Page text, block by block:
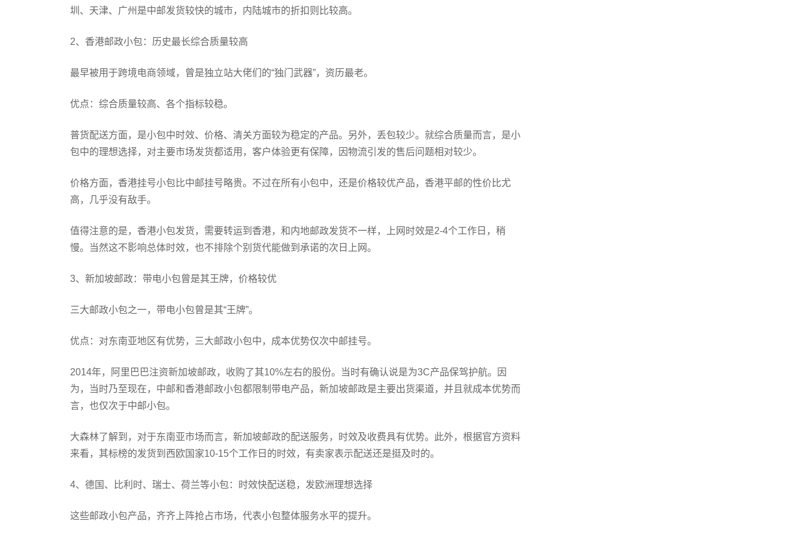
圳、天津、广州是中邮发货较快的城市，内陆城市的折扣则比较高。
2、香港邮政小包：历史最长综合质量较高
最早被用于跨境电商领域，曾是独立站大佬们的“独门武器”，资历最老。
优点：综合质量较高、各个指标较稳。
普货配送方面，是小包中时效、价格、清关方面较为稳定的产品。另外，丢包较少。就综合质量而言，是小
包中的理想选择，对主要市场发货都适用，客户体验更有保障，因物流引发的售后问题相对较少。
价格方面，香港挂号小包比中邮挂号略贵。不过在所有小包中，还是价格较优产品，香港平邮的性价比尤
高，几乎没有敌手。
值得注意的是，香港小包发货，需要转运到香港，和内地邮政发货不一样，上网时效是2-4个工作日，稍
慢。当然这不影响总体时效，也不排除个别货代能做到承诺的次日上网。
3、新加坡邮政：带电小包曾是其王牌，价格较优
三大邮政小包之一，带电小包曾是其“王牌”。
优点：对东南亚地区有优势，三大邮政小包中，成本优势仅次中邮挂号。
2014年，阿里巴巴注资新加坡邮政，收购了其10%左右的股份。当时有确认说是为3C产品保驾护航。因
为，当时乃至现在，中邮和香港邮政小包都限制带电产品，新加坡邮政是主要出货渠道，并且就成本优势而
言，也仅次于中邮小包。
大森林了解到，对于东南亚市场而言，新加坡邮政的配送服务，时效及收费具有优势。此外，根据官方资料
来看，其标榜的发货到西欧国家10-15个工作日的时效，有卖家表示配送还是挺及时的。
4、德国、比利时、瑞士、荷兰等小包：时效快配送稳，发欧洲理想选择
这些邮政小包产品，齐齐上阵抢占市场，代表小包整体服务水平的提升。